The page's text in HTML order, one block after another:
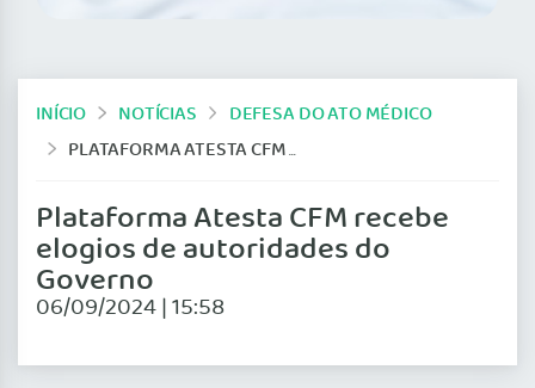
INÍCIO NOTÍCIAS
DEFESA DO ATO MÉDICO
PLATAFORMA ATESTA CFM RECEBE ELOGIOS DE AUTORIDADES DO GOVERNO
Plataforma Atesta CFM recebe
elogios de autoridades do
Governo
06/09/2024 | 15:58